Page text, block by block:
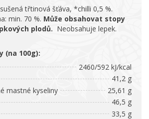
třtinová šťáva, *chilli 0,5 %.
min. 70 %. Může obsahovat stopy
plodů. Neobsahuje lepek.
(na 100g):
2460/592 kJ/kcal
41,2 g
mastné kyseliny
25,61 g
46,5 g
33,5 g